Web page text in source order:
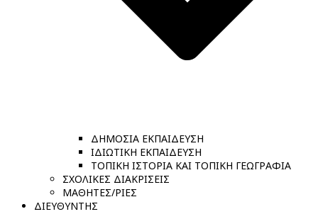
ΔΗΜΟΣΙΑ ΕΚΠΑΙΔΕΥΣΗ
ΙΔΙΩΤΙΚΗ ΕΚΠΑΙΔΕΥΣΗ
ΤΟΠΙΚΗ ΙΣΤΟΡΙΑ ΚΑΙ ΤΟΠΙΚΗ ΓΕΩΓΡΑΦΙΑ
ΣΧΟΛΙΚΕΣ ΔΙΑΚΡΙΣΕΙΣ
ΜΑΘΗΤΕΣ/ΡΙΕΣ
ΔΙΕΥΘΥΝΤΗΣ